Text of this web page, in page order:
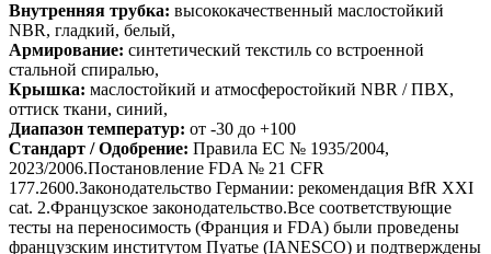
Внутренняя трубка: высококачественный маслостойкий
NBR, гладкий, белый,
Армирование: синтетический текстиль со встроенной
стальной спиралью,
Крышка: маслостойкий и атмосферостойкий NBR / ПВХ,
оттиск ткани, синий,
Диапазон температур: от -30 до +100
Стандарт / Одобрение: Правила ЕС № 1935/2004,
2023/2006.Постановление FDA № 21 CFR
177.2600.Законодательство Германии: рекомендация BfR XXI
cat. 2.Французское законодательство.Все соответствующие
тесты на переносимость (Франция и FDA) были проведены
французским институтом Пуатье (IANESCO) и подтверждены